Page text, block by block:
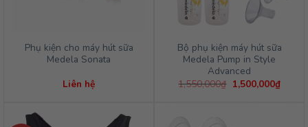
Phụ kiện cho máy hút sữa
Medela Sonata
Liên hệ
Bộ phụ kiện máy hút sữa
Medela Pump in Style
Advanced
1,550,000₫ Giá
gốc
1,500,000₫Giá
hiện